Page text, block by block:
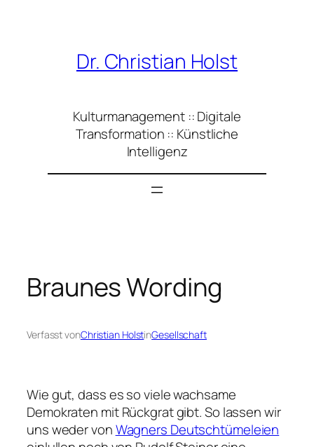
Dr. Christian Holst
Kulturmanagement :: Digitale
Transformation :: Künstliche
Intelligenz
Braunes Wording
Verfasst vonChristian HolstinGesellschaft
Wie gut, dass es so viele wachsame
Demokraten mit Rückgrat gibt. So lassen wir
uns weder vonWagners Deutschtümeleien